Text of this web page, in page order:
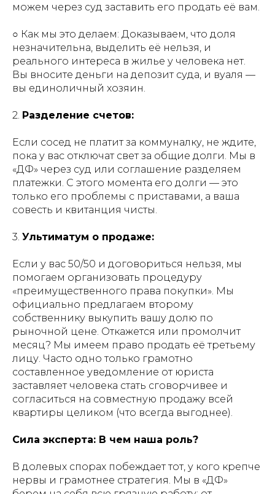
можем через суд заставить его продать её вам.
○ Как мы это делаем: Доказываем, что доля
незначительна, выделить её нельзя, и
реального интереса в жилье у человека нет.
Вы вносите деньги на депозит суда, и вуаля —
вы единоличный хозяин.
2. Разделение счетов:
Если сосед не платит за коммуналку, не ждите,
пока у вас отключат свет за общие долги. Мы в
«ДФ» через суд или соглашение разделяем
платежки. С этого момента его долги — это
только его проблемы с приставами, а ваша
совесть и квитанция чисты.
3. Ультиматум о продаже:
Если у вас 50/50 и договориться нельзя, мы
помогаем организовать процедуру
«преимущественного права покупки». Мы
официально предлагаем второму
собственнику выкупить вашу долю по
рыночной цене. Откажется или промолчит
месяц? Мы имеем право продать её третьему
лицу. Часто одно только грамотно
составленное уведомление от юриста
заставляет человека стать сговорчивее и
согласиться на совместную продажу всей
квартиры целиком (что всегда выгоднее).
Сила эксперта: В чем наша роль?
В долевых спорах побеждает тот, у кого крепче
нервы и грамотнее стратегия. Мы в «ДФ»